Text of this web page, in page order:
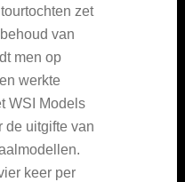
zet
van
men op
werkte
WSI Models
de uitgifte van
keer per